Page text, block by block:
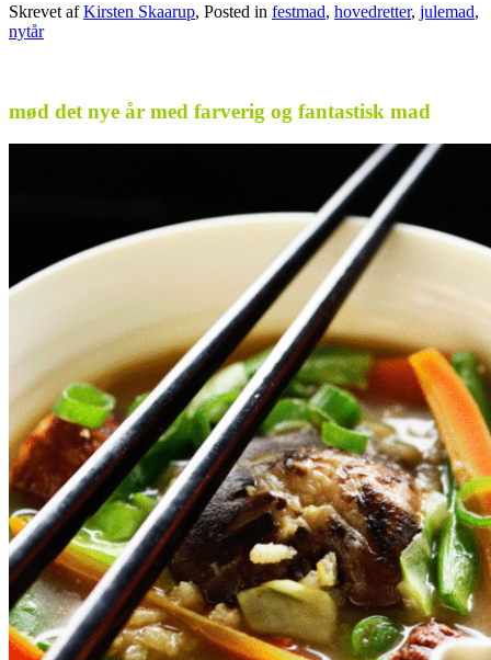
Skrevet afKirsten Skaarup, Posted in festmad, hovedretter, julemad,
nytår
mød det nye år med farverig og fantastisk mad